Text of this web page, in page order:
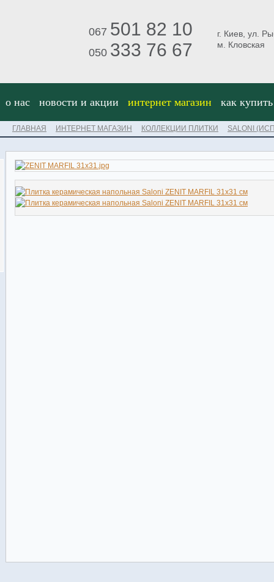
067 501 82 10
050 333 76 67
г. Киев, ул.
м. Кловская
о нас новости и акции интернет магазин как купить
ГЛАВНАЯ ИНТЕРНЕТ МАГАЗИН КОЛЛЕКЦИИ ПЛИТКИ SALONI